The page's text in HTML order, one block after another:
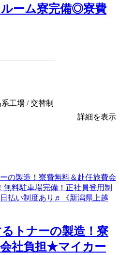
ルーム寮完備◎寮費
工場 / 交替制
詳細を表示
トナーの製造！寮
社負担★マイカー